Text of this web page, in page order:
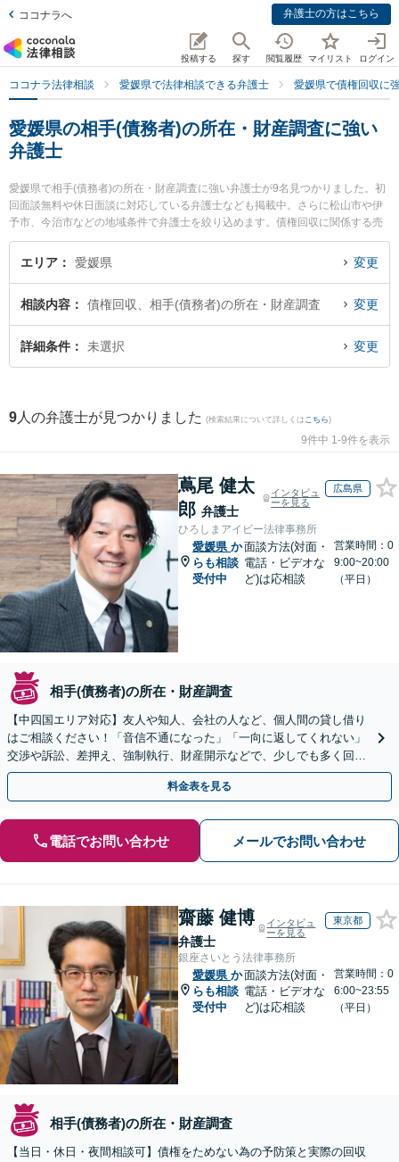
ココナラへ 弁護士の方はこちら
投稿する 探す 閲覧履歴 マイリスト ログイン
ココナラ法律相談 愛媛県で法律相談できる弁護士 愛媛県で債権回収に
愛媛県の相手(債務者)の所在・財産調査に強い
弁護士
愛媛県で相手(債務者)の所在・財産調査に強い弁護士が9名見つかりました。初
回面談無料や休日面談に対応している弁護士なども掲載中。さらに松山市や伊
予市、今治市などの地域条件で弁護士を絞り込めます。債権回収に関係する売
掛金回収や債権回収代行、債権の時効中断等の細かな分野での絞り込み検索も
でき便利です。特に弁護士法人龍鳳法律事務所の石山 龍鳳弁護士や伊予綜合法
発生した相手(債務者)の所在・財産調査のトラブルを今すぐに弁護士に相談した
い』『相手(債務者)の所在・財産調査のトラブル解決の実績豊富な近くの弁護士
を検索したい』『初回相談無料で相手(債務者)の所在・財産調査を法律相談でき
エリア 愛媛県 変更
相談内容 債権回収、相手(債務者)の所在・財産調査 変更
詳細条件 未選択 変更
9 人の弁護士が見つかりました (検索結果について詳しくは こちら)
9件中 1-9件を表示
蔦尾 健太
郎 弁護士
インタビュ
ーを見る
広島県
ひろしまアイビー法律事務所
愛媛県 か
らも相談
受付中
面談方法(対面・
電話・ビデオな
ど)は応相談
営業時間：0
9:00~20:00
（平日）
相手(債務者)の所在・財産調査
【中四国エリア対応】友人や知人、会社の人など、個人間の貸し借り
はご相談ください！「音信不通になった」「一向に返してくれない」
交渉や訴訟、差押え、強制執行、財産開示などで、少しでも多く回収
できるよう尽力【休日・夜間対応】【弁護士歴15年以上】
料金表を見る
電話でお問い合わせ メールでお問い合わせ
齋藤 健博
弁護士
インタビュ
ーを見る
東京都
銀座さいとう法律事務所
愛媛県 か
らも相談
受付中
面談方法(対面・
電話・ビデオな
ど)は応相談
営業時間：0
6:00~23:55
（平日）
相手(債務者)の所在・財産調査
【当日・休日・夜間相談可】債権をためない為の予防策と実際の回収